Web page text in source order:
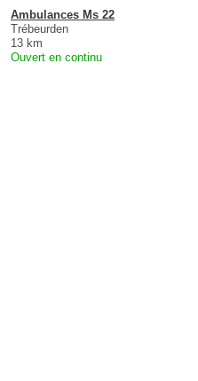
Ambulances Ms 22
Trébeurden
13 km
Ouvert en continu